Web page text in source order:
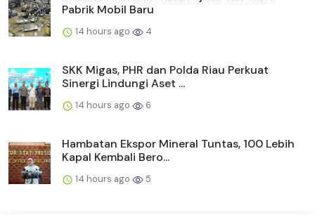
Pabrik Mobil Baru
14 hours ago 4
SKK Migas, PHR dan Polda Riau Perkuat
Sinergi Lindungi Aset ...
14 hours ago 6
Hambatan Ekspor Mineral Tuntas, 100 Lebih
Kapal Kembali Bero...
14 hours ago 5